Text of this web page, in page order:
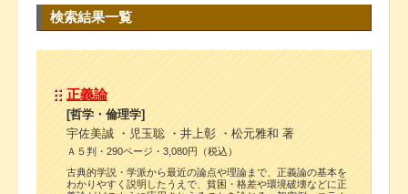
検索結果一覧
正義論
[哲学・倫理学]
宇佐美誠 ・児玉聡 ・井上彰 ・松元雅和 著
Ａ５判・290ページ・3,080円（税込）
古典的学説・学派から最近の論点や理論まで、正義論の基本を
わかりやすく説明したうえで、貧困・格差や環境破壊などに正